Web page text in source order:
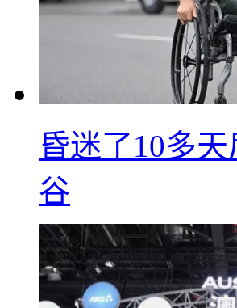
昏迷了10多
谷